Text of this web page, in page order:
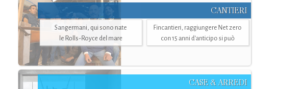
CANTIERI
Sangermani, qui sono nate
le Rolls-Royce del mare
Fincantieri, raggiungere Net zero
con 15 anni d'anticipo si può
CASE & ARREDI